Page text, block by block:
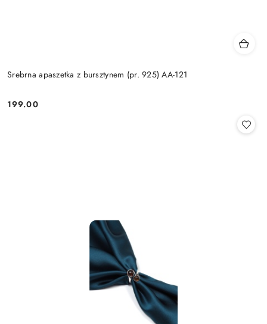
Srebrna apaszetka z bursztynem (pr. 925) AA-121
Cena:
199.00